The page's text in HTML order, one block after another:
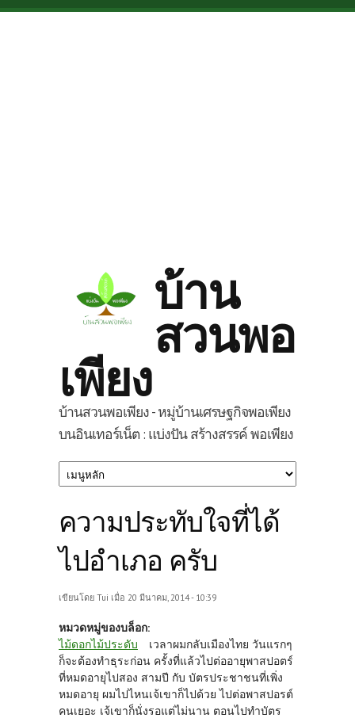
Skip to main content
บ้าน
สวนพอ
เพียง
บ้านสวนพอเพียง - หมู่บ้านเศรษฐกิจพอเพียง
บนอินเทอร์เน็ต : แบ่งปัน สร้างสรรค์ พอเพียง
ความประทับใจที่ได้
ไปอำเภอ ครับ
เขียนโดย Tui เมื่อ 20 มีนาคม, 2014 - 10:39
หมวดหมู่ของบล็อก:
ไม้ดอกไม้ประดับ
เวลาผมกลับเมืองไทย วันแรกๆ
ก็จะต้องทำธุระก่อน ครั้งที่แล้วไปต่ออายุพาสปอตร์
ที่หมดอายุไปสอง สามปี กับ บัตรประชาชนที่เพิ่ง
หมดอายุ ผมไปไหนเจ้เขาก็ไปด้วย ไปต่อพาสปอรต์
คนเยอะ เจ้เขาก็นั่งรอแต่ไม่นาน ตอนไปทำบัตร